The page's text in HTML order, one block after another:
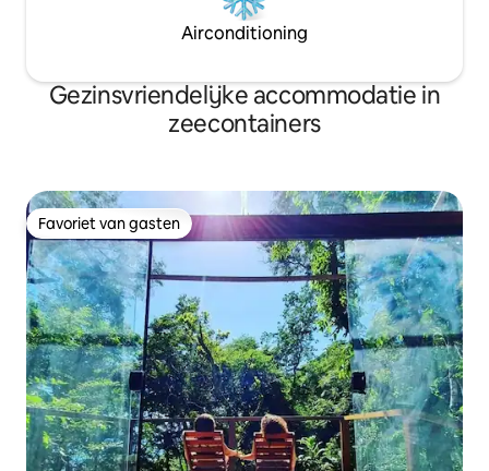
Airconditioning
Gezinsvriendelijke accommodatie in
zeecontainers
Favoriet van gasten
Favoriet van gasten